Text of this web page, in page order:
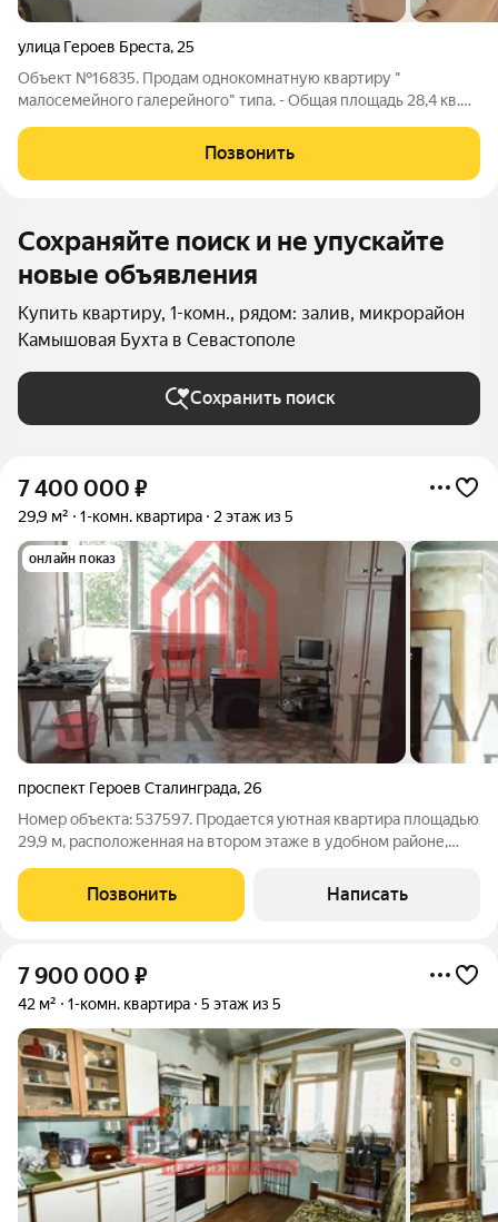
улица Героев Бреста, 25
Объект №16835. Продам однокомнатную квартиру "
малосемейного галерейного" типа. - Общая площадь 28,4 кв.
коридор 1,8/2,7 кв. м., лоджия 3,5 м. - Сделан ремонт,
произведена замена всех
Позвонить
Сохраняйте поиск и не упускайте
новые объявления
Купить квартиру, 1-комн., рядом: залив, микрорайон
Камышовая Бухта в Севастополе
Сохранить поиск
7 400 000 ₽
29,9 м² 1-комн. квартира 2 этаж из 5
онлайн показ
проспект Героев Сталинграда, 26
Номер объекта: 537597. Продается уютная квартира площадью
29,9 м, расположенная на втором этаже в удобном районе,
идеально подходит как для проживания, так и для аренды.
Квартира - эта только под
Позвонить Написать
7 900 000 ₽
42 м² 1-комн. квартира 5 этаж из 5